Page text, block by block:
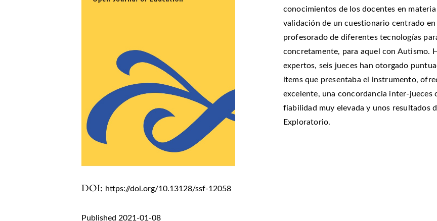
DOI: https://doi.org/10.13128/ssf-12058
Published 2021-01-08
conocimientos de los docentes en
validación de un cuestionario centrado
profesorado de diferentes tecnologías
concretamente, para aquel con Autismo.
expertos, seis jueces han otorgado
ítems que presentaba el instrumento,
excelente, una concordancia inter-jueces
fiabilidad muy elevada y unos resultados
Exploratorio.